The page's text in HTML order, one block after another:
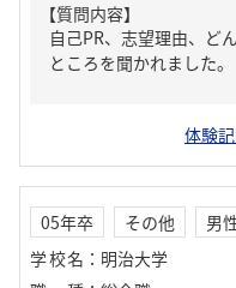
【質問内容】
自己PR、志望理由、ど
ところを聞かれました。
体験
05年卒 その他
男
学校名 ： 明治大学